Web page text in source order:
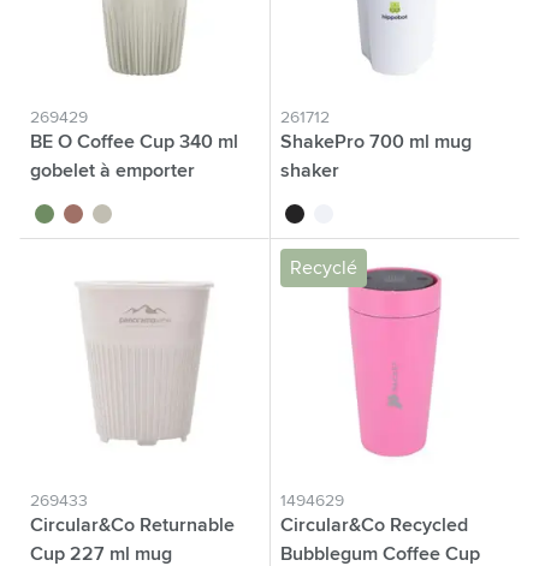
269429
BE O Coffee Cup 340 ml
gobelet à emporter
vert terracotta
crème
261712
ShakePro 700 ml mug
shaker
noir
269433
Circular&Co Returnable
Cup 227 ml mug
Recyclé
1494629
Circular&Co Recycled
Bubblegum Coffee Cup